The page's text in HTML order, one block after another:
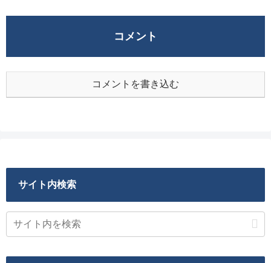
コメント
コメントを書き込む
サイト内検索